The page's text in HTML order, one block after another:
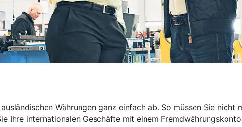
Währungen ganz einfach ab. So müssen Sie nicht
Ihre internationalen Geschäfte mit einem